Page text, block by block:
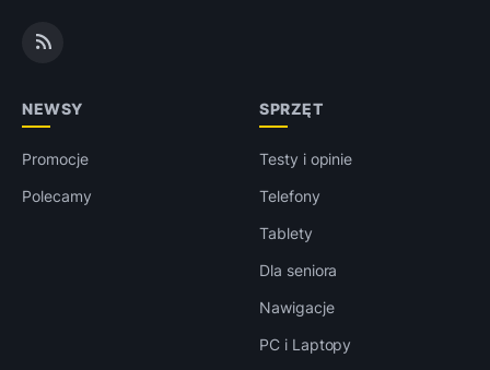
NEWSY
Promocje
Polecamy
SPRZĘT
Testy i opinie
Telefony
Tablety
Dla seniora
Nawigacje
PC i Laptopy